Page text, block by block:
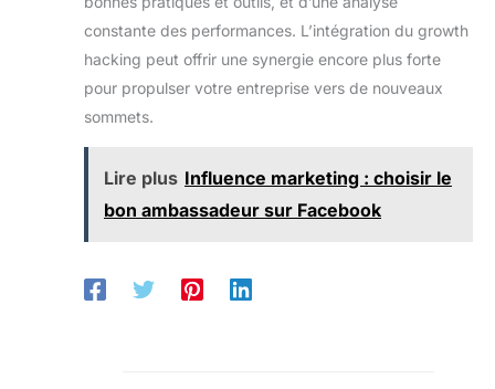
constante des performances. L’intégration du growth
hacking peut offrir une synergie encore plus forte
pour propulser votre entreprise vers de nouveaux
sommets.
Lire plus Influence marketing : choisir le
bon ambassadeur sur Facebook